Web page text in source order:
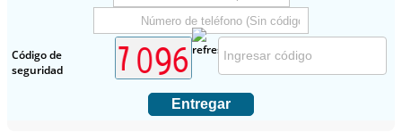
Código de
seguridad
Entregar